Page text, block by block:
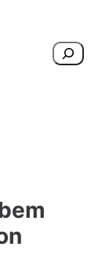
Pesquisar